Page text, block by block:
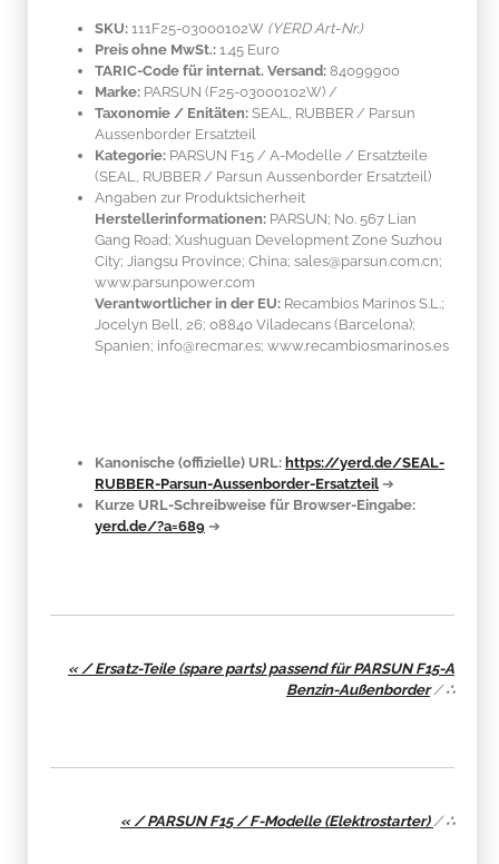
SKU: 111F25-03000102W (YERD Art-Nr.)
Preis ohne MwSt.: 1.45 Euro
TARIC-Code für internat. Versand: 84099900
Marke: PARSUN (F25-03000102W) /
Taxonomie / Enitäten: SEAL, RUBBER / Parsun
Aussenborder Ersatzteil
Kategorie: PARSUN F15 / A-Modelle / Ersatzteile
(SEAL, RUBBER / Parsun Aussenborder Ersatzteil)
Angaben zur Produktsicherheit
Herstellerinformationen: PARSUN; No. 567 Lian
Gang Road; Xushuguan Development Zone Suzhou
City; Jiangsu Province; China; sales@parsun.com.cn;
www.parsunpower.com
Verantwortlicher in der EU: Recambios Marinos S.L.;
Jocelyn Bell, 26; 08840 Viladecans (Barcelona);
Spanien; info@recmar.es; www.recambiosmarinos.es
Kanonische (offizielle) URL: https://yerd.de/SEAL-
RUBBER-Parsun-Aussenborder-Ersatzteil ➔
Kurze URL-Schreibweise für Browser-Eingabe:
yerd.de/?a=689 ➔
« / Ersatz-Teile (spare parts) passend für PARSUN F15-A
Benzin-Außenborder/∴
« / PARSUN F15 / F-Modelle (Elektrostarter) /∴